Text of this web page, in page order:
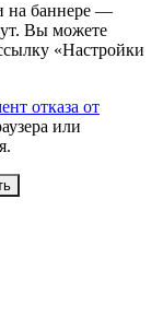
на баннере —
Вы можете
«Настройки
отказа от
или